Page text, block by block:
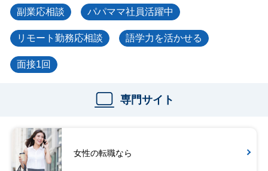
副業応相談 パパママ社員活躍中
リモート勤務応相談 語学力を活かせる
面接1回
専門サイト
女性の転職なら